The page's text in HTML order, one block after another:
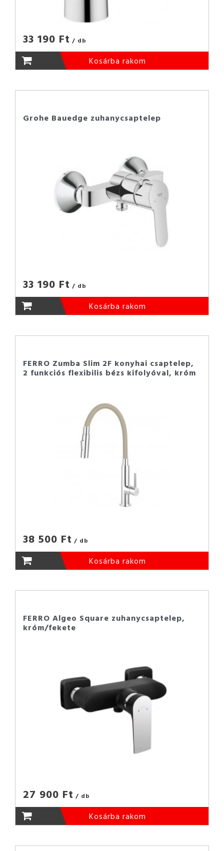
33 190 Ft / db
Kosárba rakom
Grohe Bauedge zuhanycsaptelep
33 190 Ft / db
Kosárba rakom
FERRO Zumba Slim 2F konyhai csaptelep,
2 funkciós flexibilis bézs kifolyóval, króm
38 500 Ft / db
Kosárba rakom
FERRO Algeo Square zuhanycsaptelep,
króm/fekete
27 900 Ft / db
Kosárba rakom